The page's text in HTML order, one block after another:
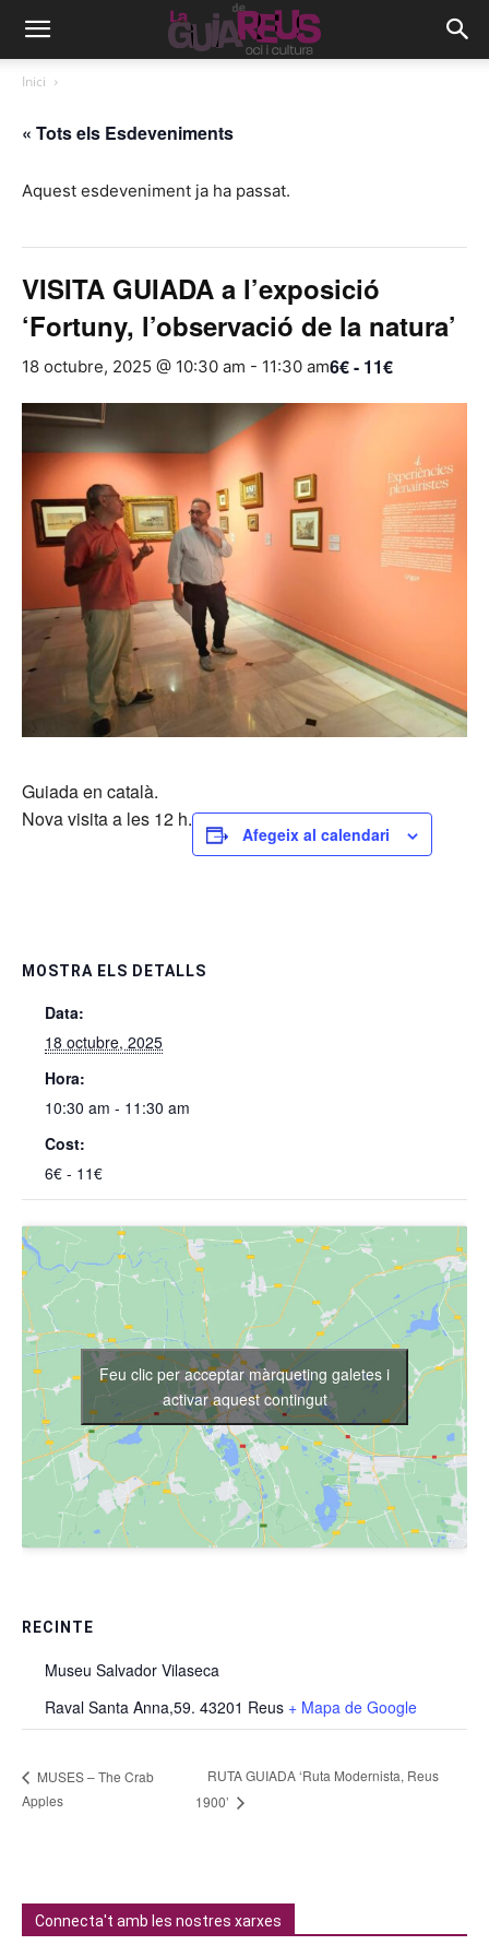
Inici
« Tots els Esdeveniments
Aquest esdeveniment ja ha passat.
VISITA GUIADA a l’exposició
‘Fortuny, l’observació de la natura’
18 octubre, 2025 @ 10:30 am - 11:30 am6€ - 11€
Guiada en català.
Nova visita a les 12 h.
Afegeix al calendari
MOSTRA ELS DETALLS
Data:
18 octubre, 2025
Hora:
10:30 am - 11:30 am
Cost:
6€ - 11€
RECINTE
Museu Salvador Vilaseca
Raval Santa Anna,59. 43201 Reus + Mapa de Google
Feu clic per acceptar màrqueting galetes i
activar aquest contingut
MUSES – The Crab
Apples
RUTA GUIADA ‘Ruta Modernista, Reus
1900’
Connecta't amb les nostres xarxes